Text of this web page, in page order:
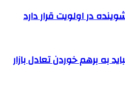
در اولویت قرار دارد
به برهم خوردن تعادل بازار